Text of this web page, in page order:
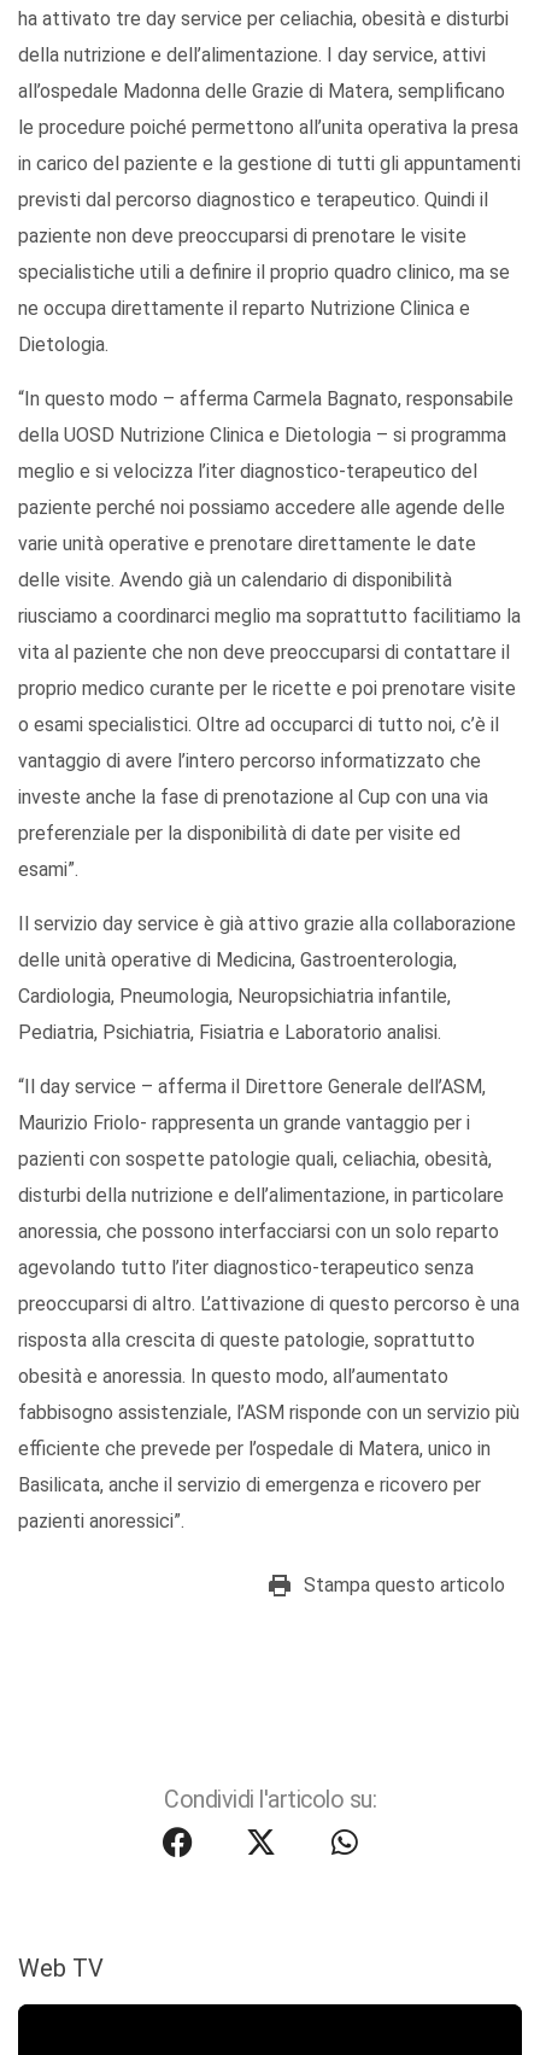
ha attivato tre day service per celiachia, obesità e disturbi
della nutrizione e dell’alimentazione. I day service, attivi
all’ospedale Madonna delle Grazie di Matera, semplificano
le procedure poiché permettono all’unita operativa la presa
in carico del paziente e la gestione di tutti gli appuntamenti
previsti dal percorso diagnostico e terapeutico. Quindi il
paziente non deve preoccuparsi di prenotare le visite
specialistiche utili a definire il proprio quadro clinico, ma se
ne occupa direttamente il reparto Nutrizione Clinica e
Dietologia.
“In questo modo – afferma Carmela Bagnato, responsabile
della UOSD Nutrizione Clinica e Dietologia – si programma
meglio e si velocizza l’iter diagnostico-terapeutico del
paziente perché noi possiamo accedere alle agende delle
varie unità operative e prenotare direttamente le date
delle visite. Avendo già un calendario di disponibilità
riusciamo a coordinarci meglio ma soprattutto facilitiamo la
vita al paziente che non deve preoccuparsi di contattare il
proprio medico curante per le ricette e poi prenotare visite
o esami specialistici. Oltre ad occuparci di tutto noi, c’è il
vantaggio di avere l’intero percorso informatizzato che
investe anche la fase di prenotazione al Cup con una via
preferenziale per la disponibilità di date per visite ed
esami”.
Il servizio day service è già attivo grazie alla collaborazione
delle unità operative di Medicina, Gastroenterologia,
Cardiologia, Pneumologia, Neuropsichiatria infantile,
Pediatria, Psichiatria, Fisiatria e Laboratorio analisi.
“Il day service – afferma il Direttore Generale dell’ASM,
Maurizio Friolo- rappresenta un grande vantaggio per i
pazienti con sospette patologie quali, celiachia, obesità,
disturbi della nutrizione e dell’alimentazione, in particolare
anoressia, che possono interfacciarsi con un solo reparto
agevolando tutto l’iter diagnostico-terapeutico senza
preoccuparsi di altro. L’attivazione di questo percorso è una
risposta alla crescita di queste patologie, soprattutto
obesità e anoressia. In questo modo, all’aumentato
fabbisogno assistenziale, l’ASM risponde con un servizio più
efficiente che prevede per l’ospedale di Matera, unico in
Basilicata, anche il servizio di emergenza e ricovero per
pazienti anoressici”.
Stampa questo articolo
Condividi l'articolo su:
Web TV